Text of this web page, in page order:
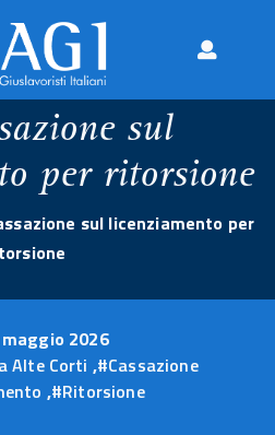
sul
per ritorsione
sul licenziamento per
2026
19
maggio
Alte Corti ,#Cassazione
,#Ritorsione